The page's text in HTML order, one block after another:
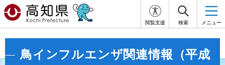
閲覧支援 検索 メニュー
鳥インフルエンザ関連情報（平成